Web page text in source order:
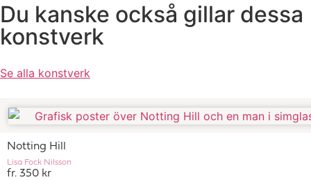
Du kanske också gillar dessa
konstverk
Se alla konstverk
Notting Hill
Lisa Fock Nilsson
fr. 350 kr